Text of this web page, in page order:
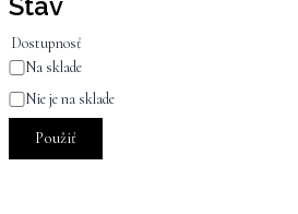
Stav
Dostupnosť
Na sklade
Nie je na sklade
Použiť